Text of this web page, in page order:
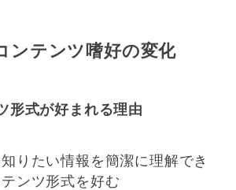
ンテンツ嗜好の変化
形式が好まれる理由
りたい情報を簡潔に理解でき
ンツ形式を好む